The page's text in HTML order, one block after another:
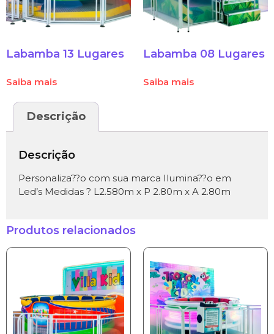
Labamba 13 Lugares
Saiba mais
Labamba 08 Lugares
Saiba mais
Descrição
Descrição
Personaliza??o com sua marca Ilumina??o em
Led’s Medidas ? L2.580m x P 2.80m x A 2.80m
Produtos relacionados